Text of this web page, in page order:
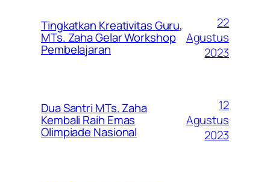
Tingkatkan Kreativitas Guru,
MTs. Zaha Gelar Workshop
Pembelajaran
22
Agustus
2023
Dua Santri MTs. Zaha
Kembali Raih Emas
Olimpiade Nasional
12
Agustus
2023